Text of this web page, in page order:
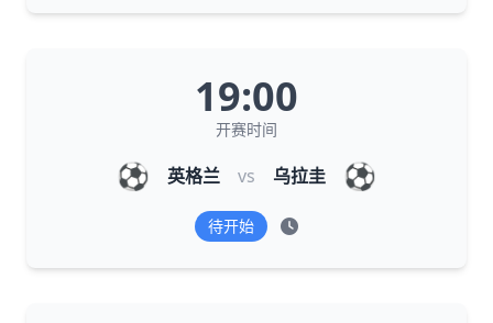
19:00
开赛时间
⚽ 英格兰 vs 乌拉圭 ⚽
待开始